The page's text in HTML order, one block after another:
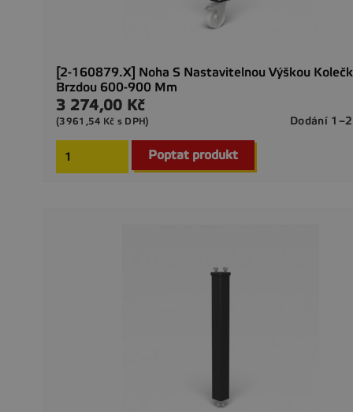
[2-160879.X] Noha S Nastavitelnou Výškou
Brzdou 600-900 Mm
Cena
3 274,00 Kč
Dodání
(3961,54 Kč s DPH)
Poptat produkt